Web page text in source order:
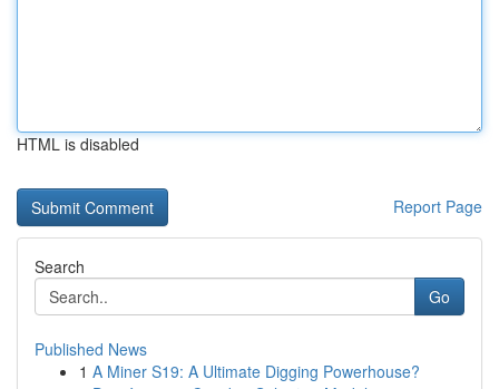
HTML is disabled
Report Page
Search
Go
Published News
1 A Miner S19: A Ultimate Digging Powerhouse?